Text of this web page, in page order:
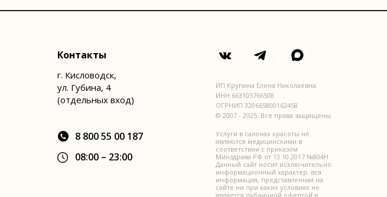
Услуги в салонах красоты не
являются медицинскими в
соответствии с приказом
Минздрава РФ от 13.10.2017 №804Н
Данный сайт носит исключительно
информационный характер, вся
информация, представленная на
сайте ни при каких условиях не
является публичной офертой в
08:00 – 23:00
Контакты
ИП Крупина Елена Николаевна
ИНН 663105766508
ОГРНИП 320665800162458
© 2007 - 2025. Все права защищены.
г. Кисловодск,
ул. Губина, 4
(отдельных вход)
8 800 55 00 187